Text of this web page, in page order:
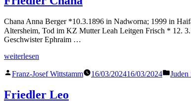
Chana Anna Berger *10.3.1896 in Nadworna; 1999 in
Altersheim, Tod im KZ Mutter Leah Leitgen Frisch * 12.
Geschwister Ephraim …
„Friedler
weiterlesen
Veröffentlicht
Franz-Josef Wittstamm 16/03/202416/03/2024 Juden
Friedler Leo